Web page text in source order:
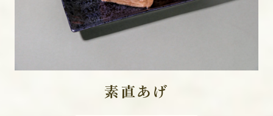
素直あげ